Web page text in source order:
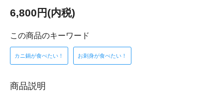
6,800円(内税)
この商品のキーワード
カニ鍋が食べたい！ お刺身が食べたい！
商品説明